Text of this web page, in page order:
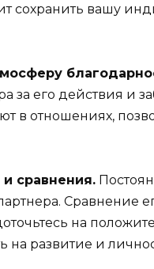
сохранить вашу
за его действия и
в отношениях,
сравнения.
Сравнение
на
на развитие и